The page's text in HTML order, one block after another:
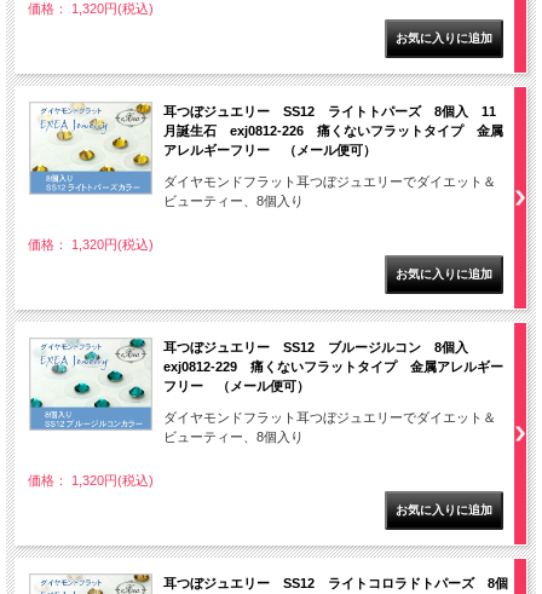
価格： 1,320円(税込)
耳つぼジュエリー SS12 ライトトパーズ 8個入 11
月誕生石 exj0812-226 痛くないフラットタイプ 金属
アレルギーフリー （メール便可）
ダイヤモンドフラット耳つぼジュエリーでダイエット＆
ビューティー、8個入り
価格： 1,320円(税込)
耳つぼジュエリー SS12 ブルージルコン 8個入
exj0812-229 痛くないフラットタイプ 金属アレルギー
フリー （メール便可）
ダイヤモンドフラット耳つぼジュエリーでダイエット＆
ビューティー、8個入り
価格： 1,320円(税込)
耳つぼジュエリー SS12 ライトコロラドトパーズ 8個